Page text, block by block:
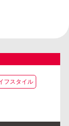
フスタイル